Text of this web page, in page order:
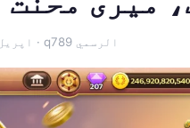
15 اپریل 2026 · q789 الرسمي